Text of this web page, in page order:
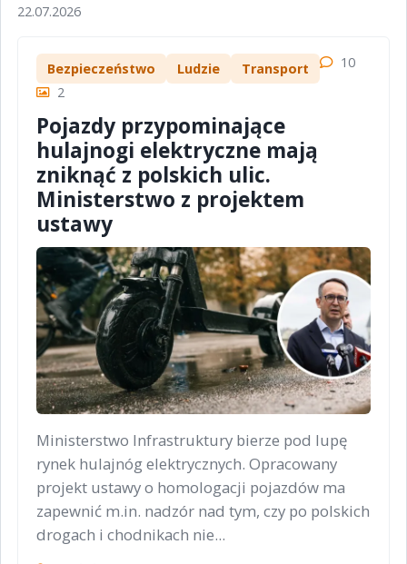
22.07.2026
Bezpieczeństwo Ludzie Transport
10
2
Pojazdy przypominające
hulajnogi elektryczne mają
zniknąć z polskich ulic.
Ministerstwo z projektem
ustawy
Ministerstwo Infrastruktury bierze pod lupę
rynek hulajnóg elektrycznych. Opracowany
projekt ustawy o homologacji pojazdów ma
zapewnić m.in. nadzór nad tym, czy po polskich
drogach i chodnikach nie...